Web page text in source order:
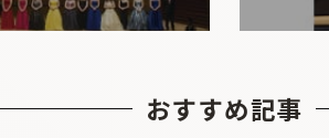
おすすめ記事